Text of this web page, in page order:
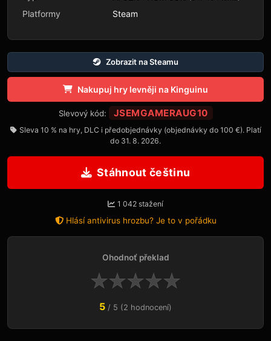
Platformy Steam
Zobrazit na Steamu
Nakupuj hry levněji na Kinguinu
Slevový kód: JSEMGAMERAUG10
Sleva 10 % na hry, DLC i předobjednávky (objednávky do 100 €). Platí
do 31. 8. 2026.
Stáhnout češtinu
1 042 stažení
Hlásí antivirus hrozbu? Je to v pořádku
Ohodnoť překlad
★★★★★
5 / 5 (2 hodnocení)